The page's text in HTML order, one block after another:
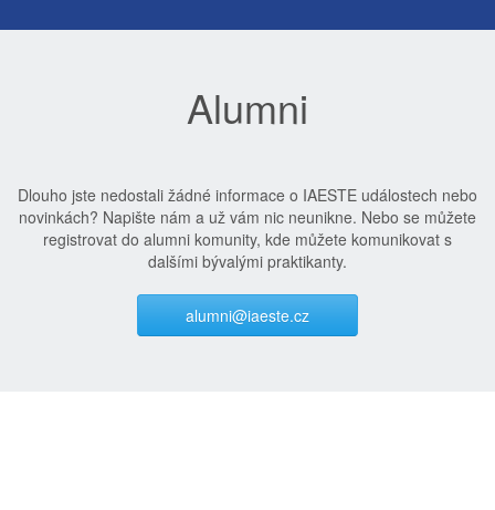
Alumni
Dlouho jste nedostali žádné informace o IAESTE událostech nebo
novinkách? Napište nám a už vám nic neunikne. Nebo se můžete
registrovat do alumni komunity, kde můžete komunikovat s
dalšími bývalými praktikanty.
alumni@iaeste.cz